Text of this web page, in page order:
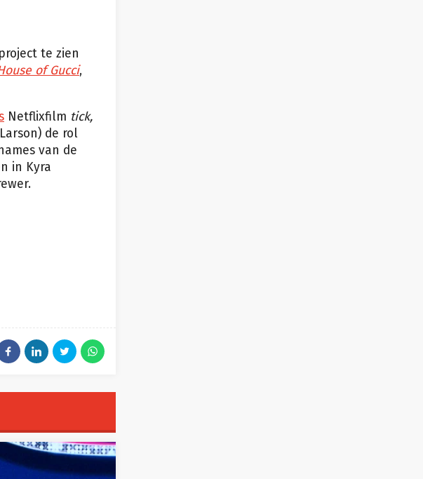
te zien
of Gucci,
Netflixfilm tick,
de rol
van de
in Kyra